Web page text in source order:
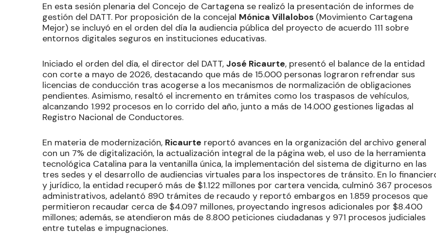
En esta sesión plenaria del Concejo de Cartagena se realizó la presentación de informes de
gestión del DATT. Por proposición de la concejal Mónica Villalobos (Movimiento Cartagena
Mejor) se incluyó en el orden del día la audiencia pública del proyecto de acuerdo 111 sobre
entornos digitales seguros en instituciones educativas.
Iniciado el orden del día, el director del DATT, José Ricaurte, presentó el balance de la entidad
con corte a mayo de 2026, destacando que más de 15.000 personas lograron refrendar sus
licencias de conducción tras acogerse a los mecanismos de normalización de obligaciones
pendientes. Asimismo, resaltó el incremento en trámites como los traspasos de vehículos,
alcanzando 1.992 procesos en lo corrido del año, junto a más de 14.000 gestiones ligadas al
Registro Nacional de Conductores.
En materia de modernización, Ricaurte reportó avances en la organización del archivo general
con un 7% de digitalización, la actualización integral de la página web, el uso de la herramienta
tecnológica Catalina para la ventanilla única, la implementación del sistema de digiturno en las
tres sedes y el desarrollo de audiencias virtuales para los inspectores de tránsito. En lo
y jurídico, la entidad recuperó más de $1.122 millones por cartera vencida, culminó 367 procesos
administrativos, adelantó 890 trámites de recaudo y reportó embargos en 1.859 procesos que
permitieron recaudar cerca de $4.097 millones, proyectando ingresos adicionales por $8.400
millones; además, se atendieron más de 8.800 peticiones ciudadanas y 971 procesos judiciales
entre tutelas e impugnaciones.